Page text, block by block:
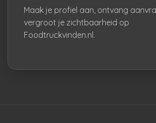
Maak je profiel aan, ontvang
vergroot je zichtbaarheid op
Foodtruckvinden.nl.